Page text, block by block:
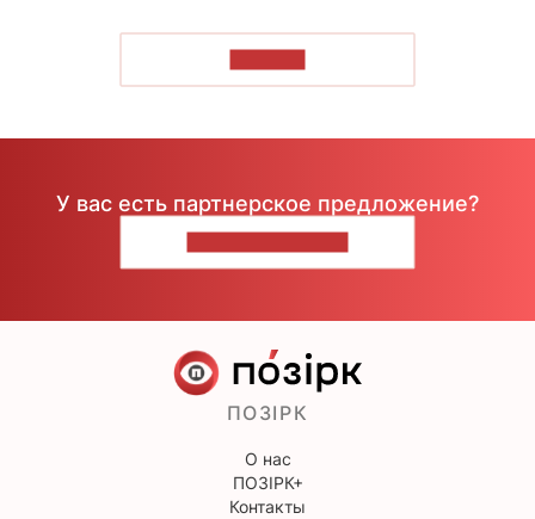
У вас есть партнерское предложение?
ПОЗІРК
О нас
ПОЗІРК+
Контакты